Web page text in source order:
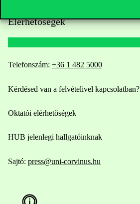
Elérhetőségek
Telefonszám: +36 1 482 5000
Kérdésed van a felvételivel kapcsolatban?
Oktatói elérhetőségek
HUB jelenlegi hallgatóinknak
Sajtó: press@uni-corvinus.hu